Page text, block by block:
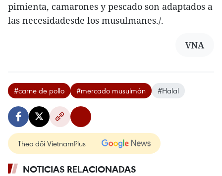
pimienta, camarones y pescado son adaptados a
las necesidadesde los musulmanes./.
VNA
#carne de pollo #mercado musulmán #Halal
Theo dõi VietnamPlus
NOTICIAS RELACIONADAS